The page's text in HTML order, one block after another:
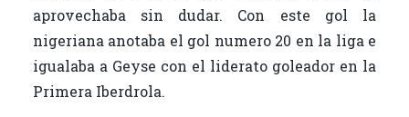
aprovechaba sin dudar. Con este gol la
nigeriana anotaba el gol numero 20 en la liga e
igualaba a Geyse con el liderato goleador en la
Primera Iberdrola.